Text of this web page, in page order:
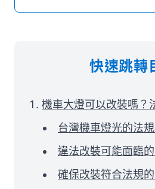
快速跳轉
機車大燈可以改裝嗎？
台灣機車燈光的法
違法改裝可能面臨
確保改裝符合法規